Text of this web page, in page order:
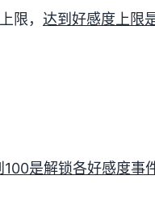
限， 达到好感度上限
是解锁各好感度事